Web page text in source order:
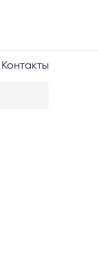
Контакты